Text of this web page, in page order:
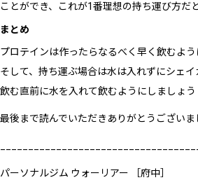
ことができ、これが1番理想の持ち運び方だ
まとめ
プロテインは作ったらなるべく早く飲むよう
そして、持ち運ぶ場合は水は入れずにシェ
飲む直前に水を入れて飲むようにしましょう
最後まで読んでいただきありがとうございま
パーソナルジム ウォーリアー ［府中］